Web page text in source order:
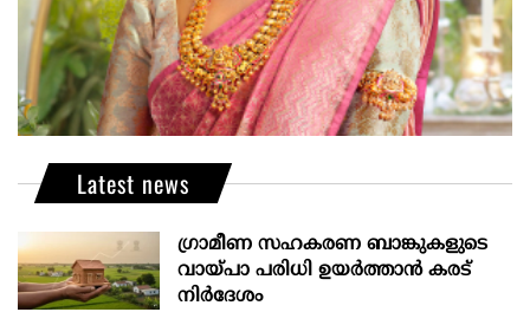
Latest news
ഗ്രാമീണ സഹകരണ ബാങ്കുകളുടെ
വായ്പാ പരിധി ഉയർത്താൻ കരട്
നിർദേശം